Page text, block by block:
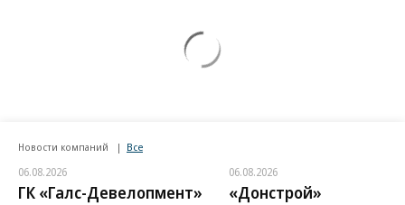
Новости компаний Все
06.08.2026
ГК «Галс-Девелопмент»
06.08.2026
«Донстрой»